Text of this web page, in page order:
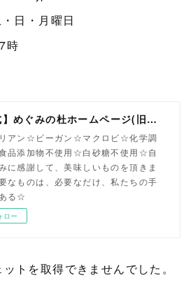
日・月曜日
時
【公式】めぐみの杜ホームページ(旧自然食工房）
アン☆ビーガン☆マクロビ☆化学調
品添加物不使用☆白砂糖不使用☆自
に感謝して、美味しいものを頂きま
なものは、必要なだけ、私たちの手
る☆
ロー
トを取得できませんでした。